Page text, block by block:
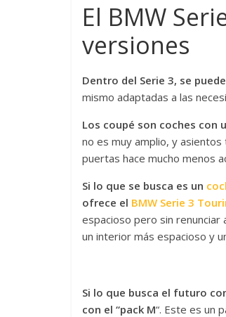
El BMW
versiones
Dentro del Serie 3, se
mismo adaptadas a las
Los coupé son coches con
no es muy amplio, y
puertas hace mucho menos
Si lo que se busca es un
ofrece el BMW Serie 3
espacioso pero sin
un interior más espacioso y
Si lo que busca el futuro
con el “pack M“. Este es un